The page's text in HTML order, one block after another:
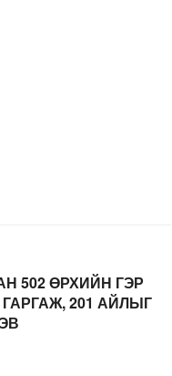
502 ӨРХИЙН ГЭР
201 АЙЛЫГ